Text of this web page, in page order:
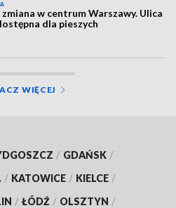
w centrum Warszawy. Ulica
dla pieszych
WIĘCEJ
/ GDAŃSK /
/ KATOWICE / KIELCE /
/ ŁÓDŹ / OLSZTYN /